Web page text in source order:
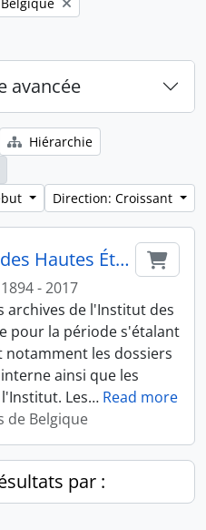
avancée
Hiérarchie
Direction: Croissant
Archives de l'Institut des Hautes Études de Belgique
1894 - 2017
archives de l'Institut des
pour la période s'étalant
notamment les dossiers
ainsi que les
Les… Read more
de Belgique
par :